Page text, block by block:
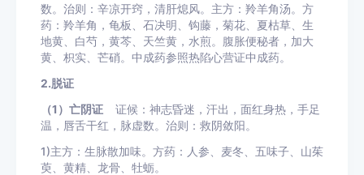
数。治则：辛凉开窍，清肝熄风。主方：羚羊角汤。方
药：羚羊角，龟板、石决明、钩藤，菊花、夏枯草、生
地黄、白芍，黄芩、天竺黄，水煎。腹胀便秘者，加大
黄、枳实、芒硝。中成药参照热陷心营证中成药。
2.脱证
（1）亡阴证
证候：神志昏迷，汗出，面红身热，手足
温，唇舌干红，脉虚数。治则：救阴敛阳。
1)主方：生脉散加味。方药：人参、麦冬、五味子、山茱
萸、黄精、龙骨、牡蛎。